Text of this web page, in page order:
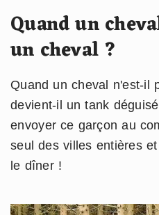
Quand un
un cheval ?
Quand un cheval n'est-il
devient-il un tank
envoyer ce garçon au
seul des villes entières
le dîner !